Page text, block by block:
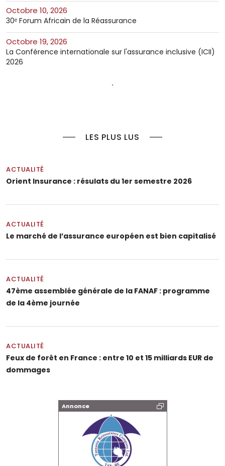
octobre 10, 2026
30ᵉ Forum Africain de la Réassurance
octobre 19, 2026
La Conférence internationale sur l'assurance inclusive (ICII)
2026
LES PLUS LUS
ACTUALITÉ
Orient Insurance : résulats du 1er semestre 2026
ACTUALITÉ
Le marché de l’assurance européen est bien capitalisé
ACTUALITÉ
47ème assemblée générale de la FANAF : programme
de la 4ème journée
ACTUALITÉ
Feux de forêt en France : entre 10 et 15 milliards EUR de
dommages
Annonce